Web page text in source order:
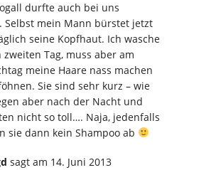
durfte auch bei uns
Selbst mein Mann bürstet jetzt
seine Kopfhaut. Ich wasche
Tag, muss aber am
meine Haare nass machen
Sie sind sehr kurz – wie
aber nach der Nacht und
nicht so toll…. Naja, jedenfalls
sie dann kein Shampoo ab
sagt am 14. Juni 2013